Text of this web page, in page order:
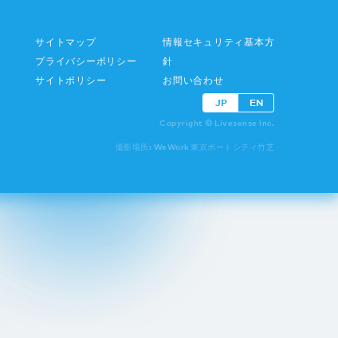
サイトマップ
プライバシーポリシー
サイトポリシー
情報セキュリティ基本方
針
お問い合わせ
JP EN
Copyright © Livesense Inc.
撮影場所: WeWork 東京ポートシティ竹芝